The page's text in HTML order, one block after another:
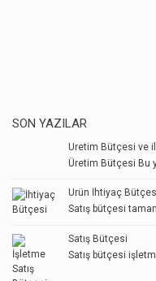
SON YAZILAR
Üretim Bütçesi ve
Üretim Bütçesi Bu
Ürün İhtiyaç
Satış bütçesi
Satış Bütçesi
Satış bütçesi